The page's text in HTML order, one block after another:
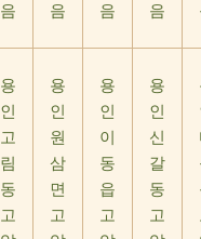
음
음
음
음
용
인
고
림
동
고
용
인
원
삼
면
고
용
인
이
동
읍
고
용
인
신
갈
동
고